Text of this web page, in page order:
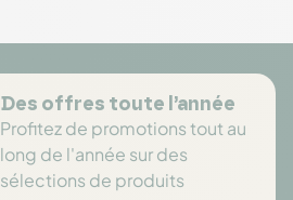
Des offres toute l’année
Profitez de promotions tout au
long de l'année sur des
sélections de produits